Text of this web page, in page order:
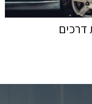
דרכים